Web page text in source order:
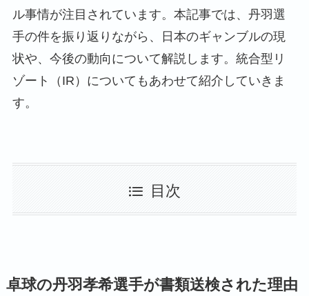
ル事情が注目されています。本記事では、丹羽選
手の件を振り返りながら、日本のギャンブルの現
状や、今後の動向について解説します。統合型リ
ゾート（IR）についてもあわせて紹介していきま
す。
目次
卓球の丹羽孝希選手が書類送検された理由